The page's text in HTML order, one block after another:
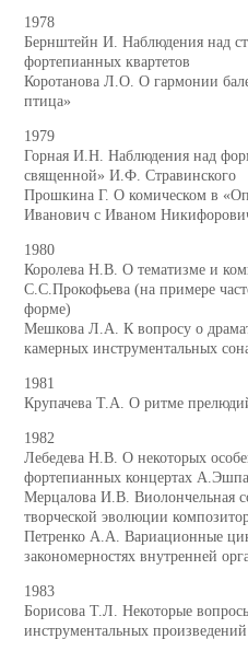
1978
Бернштейн И. Наблюдения над
фортепианных квартетов
Коротанова Л.О. О гармонии
птица»
1979
Горная И.Н. Наблюдения над
священной» И.Ф. Стравинского
Прошкина Г. О комическом в
Иванович с Иваном
1980
Королева Н.В. О тематизме и
С.С.Прокофьева (на примере
форме)
Мешкова Л.А. К вопросу о
камерных инструментальных
1981
Крупачева Т.А. О ритме
1982
Лебедева Н.В. О некоторых
фортепианных концертах
Мерцалова И.В. Виолончельная
творческой эволюции
Петренко А.А. Вариационные
закономерностях внутренней
1983
Борисова Т.Л. Некоторые
инструментальных